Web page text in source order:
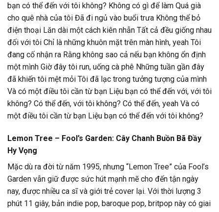
bạn có thể đến với tôi không? Không có gì để làm Quá già
cho quê nhà của tôi Đã đi ngủ vào buổi trưa Không thể bỏ
điện thoại Lăn dài một cách kiên nhẫn Tất cả đều giống nhau
đối với tôi Chỉ là những khuôn mặt trên màn hình, yeah Tôi
đang cố nhận ra Rằng không sao cả nếu bạn không ổn định
một mình Giờ đây tôi run, uống cà phê Những tuần gần đây
đã khiến tôi mệt mỏi Tôi đã lạc trong tưởng tượng của mình
Và có một điều tôi cần từ bạn Liệu bạn có thể đến với, với tôi
không? Có thể đến, với tôi không? Có thể đến, yeah Và có
một điều tôi cần từ bạn Liệu bạn có thể đến với tôi không?
Lemon Tree – Fool’s Garden: Cây Chanh Buồn Bã Đầy
Hy Vọng
Mặc dù ra đời từ năm 1995, nhưng “Lemon Tree” của Fool’s
Garden vẫn giữ được sức hút mạnh mẽ cho đến tận ngày
nay, được nhiều ca sĩ và giới trẻ cover lại. Với thời lượng 3
phút 11 giây, bản indie pop, baroque pop, britpop này có giai